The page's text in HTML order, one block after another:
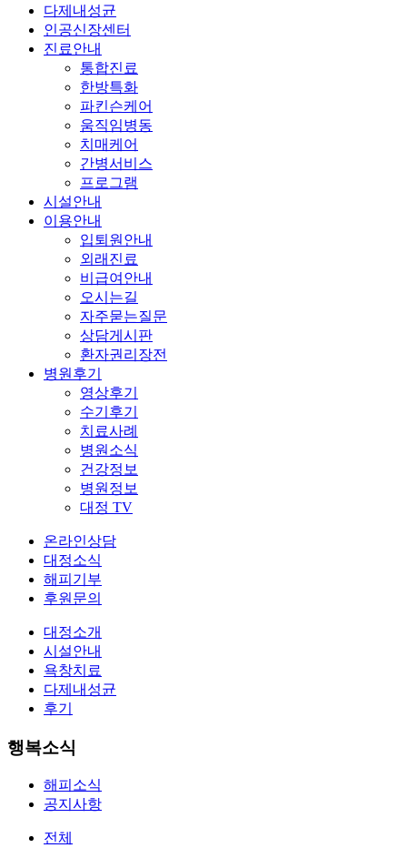
다제내성균
인공신장센터
진료안내
통합진료
한방특화
파킨슨케어
움직임병동
치매케어
간병서비스
프로그램
시설안내
이용안내
입퇴원안내
외래진료
비급여안내
오시는길
자주묻는질문
상담게시판
환자권리장전
병원후기
영상후기
수기후기
치료사례
병원소식
건강정보
병원정보
대정 TV
온라인상담
대정소식
해피기부
후원문의
대정소개
시설안내
욕창치료
다제내성균
후기
행복소식
해피소식
공지사항
전체